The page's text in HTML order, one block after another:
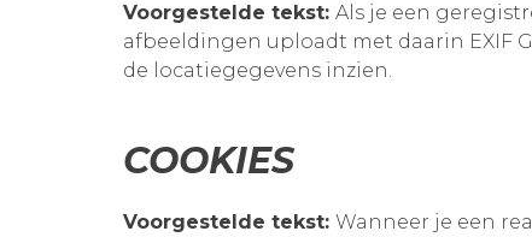
Voorgestelde tekst: Als je een
afbeeldingen uploadt met daarin EXIF
de locatiegegevens inzien.
COOKIES
Voorgestelde tekst: Wanneer je een